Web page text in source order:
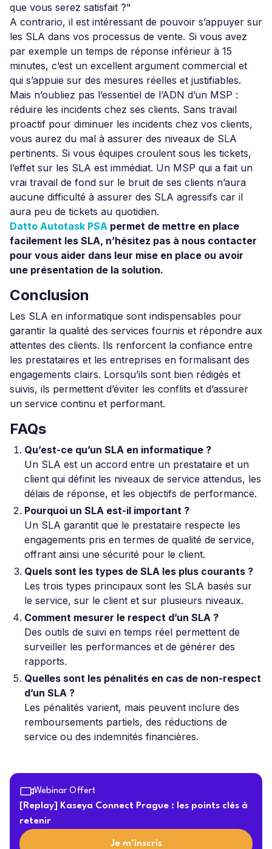
que vous serez satisfait ?"
A contrario, il est intéressant de pouvoir s’appuyer sur
les SLA dans vos processus de vente. Si vous avez
par exemple un temps de réponse inférieur à 15
minutes, c’est un excellent argument commercial et
qui s’appuie sur des mesures réelles et justifiables.
Mais n’oubliez pas l’essentiel de l’ADN d’un MSP :
réduire les incidents chez ses clients. Sans travail
proactif pour diminuer les incidents chez vos clients,
vous aurez du mal à assurer des niveaux de SLA
pertinents. Si vous équipes croulent sous les tickets,
l’effet sur les SLA est immédiat. Un MSP qui a fait un
vrai travail de fond sur le bruit de ses clients n’aura
aucune difficulté à assurer des SLA agressifs car il
aura peu de tickets au quotidien.
Datto Autotask PSA permet de mettre en place
facilement les SLA, n’hésitez pas à nous contacter
pour vous aider dans leur mise en place ou avoir
une présentation de la solution.
Conclusion
Les SLA en informatique sont indispensables pour
garantir la qualité des services fournis et répondre aux
attentes des clients. Ils renforcent la confiance entre
les prestataires et les entreprises en formalisant des
engagements clairs. Lorsqu’ils sont bien rédigés et
suivis, ils permettent d’éviter les conflits et d’assurer
un service continu et performant.
FAQs
Qu’est-ce qu’un SLA en informatique ?
Un SLA est un accord entre un prestataire et un
client qui définit les niveaux de service attendus, les
délais de réponse, et les objectifs de performance.
Pourquoi un SLA est-il important ?
Un SLA garantit que le prestataire respecte les
engagements pris en termes de qualité de service,
offrant ainsi une sécurité pour le client.
Quels sont les types de SLA les plus courants ?
Les trois types principaux sont les SLA basés sur
le service, sur le client et sur plusieurs niveaux.
Comment mesurer le respect d’un SLA ?
Des outils de suivi en temps réel permettent de
surveiller les performances et de générer des
rapports.
Quelles sont les pénalités en cas de non-respect
d’un SLA ?
Les pénalités varient, mais peuvent inclure des
remboursements partiels, des réductions de
service ou des indemnités financières.
Webinar Offert
[Replay] Kaseya Connect Prague : les points clés à
retenir
Je m’inscris